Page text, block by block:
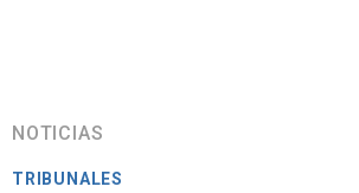
NOTICIAS
TRIBUNALES